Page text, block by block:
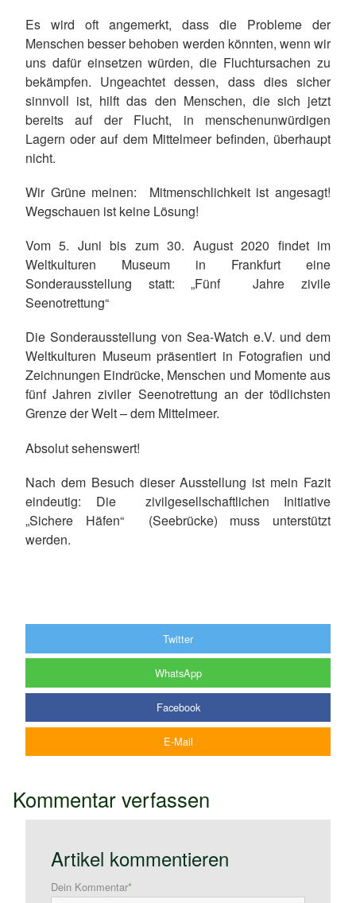
Es wird oft angemerkt, dass die Probleme der
Menschen besser behoben werden könnten, wenn wir
uns dafür einsetzen würden, die Fluchtursachen zu
bekämpfen. Ungeachtet dessen, dass dies sicher
sinnvoll ist, hilft das den Menschen, die sich jetzt
bereits auf der Flucht, in menschenunwürdigen
Lagern oder auf dem Mittelmeer befinden, überhaupt
nicht.
Wir Grüne meinen: Mitmenschlichkeit ist angesagt!
Wegschauen ist keine Lösung!
Vom 5. Juni bis zum 30. August 2020 findet im
Weltkulturen Museum in Frankfurt eine
Sonderausstellung statt: „Fünf Jahre zivile
Seenotrettung“
Die Sonderausstellung von Sea-Watch e.V. und dem
Weltkulturen Museum präsentiert in Fotografien und
Zeichnungen Eindrücke, Menschen und Momente aus
fünf Jahren ziviler Seenotrettung an der tödlichsten
Grenze der Welt – dem Mittelmeer.
Absolut sehenswert!
Nach dem Besuch dieser Ausstellung ist mein Fazit
eindeutig: Die zivilgesellschaftlichen Initiative
„Sichere Häfen“ (Seebrücke) muss unterstützt
werden.
Twitter
WhatsApp
Facebook
E-Mail
Kommentar verfassen
Artikel kommentieren
Dein Kommentar*